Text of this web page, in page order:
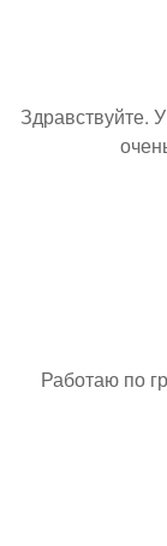
Здравствуйте.
Работаю по